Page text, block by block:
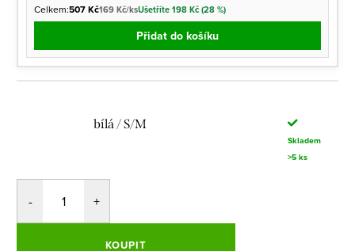
Celkem:507 Kč169 Kč/ksUšetříte 198 Kč (28 %)
Přidat do košíku
bílá / S/M
Skladem
>5 ks
KOUPIT